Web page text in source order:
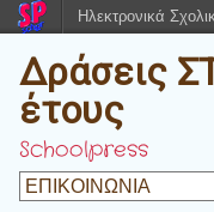
Δράσεις
έτους
Schoolpress
Ηλεκτρονικά